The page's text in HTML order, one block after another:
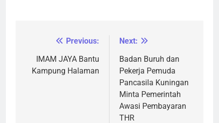
Navigasi
pos
Previous:
IMAM JAYA Bantu
Kampung Halaman
Next:
Badan Buruh dan
Pekerja Pemuda
Pancasila Kuningan
Minta Pemerintah
Awasi Pembayaran
THR